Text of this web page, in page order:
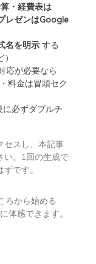
・経費表は
レゼンはGoogle
名を明示する
応が必要なら
料金は冒頭セク
必ずダブルチ
セスし、本記事
い。1回の生成で
です。
ろから始める
体感できます。